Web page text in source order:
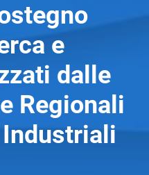
e
dalle
Regionali